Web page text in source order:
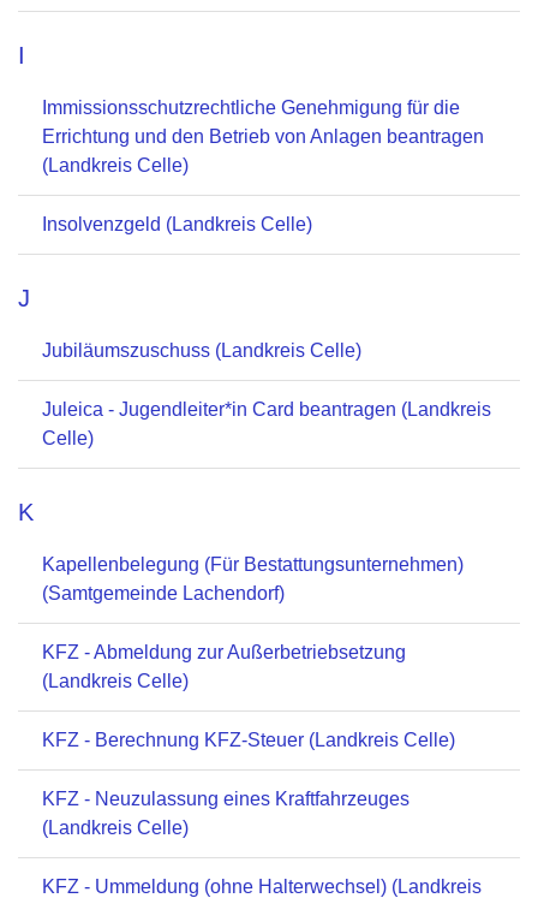
I
Immissionsschutzrechtliche Genehmigung für die
Errichtung und den Betrieb von Anlagen beantragen
(Landkreis Celle)
Insolvenzgeld (Landkreis Celle)
J
Jubiläumszuschuss (Landkreis Celle)
Juleica - Jugendleiter*in Card beantragen (Landkreis
Celle)
K
Kapellenbelegung (Für Bestattungsunternehmen)
(Samtgemeinde Lachendorf)
KFZ - Abmeldung zur Außerbetriebsetzung
(Landkreis Celle)
KFZ - Berechnung KFZ-Steuer (Landkreis Celle)
KFZ - Neuzulassung eines Kraftfahrzeuges
(Landkreis Celle)
KFZ - Ummeldung (ohne Halterwechsel) (Landkreis